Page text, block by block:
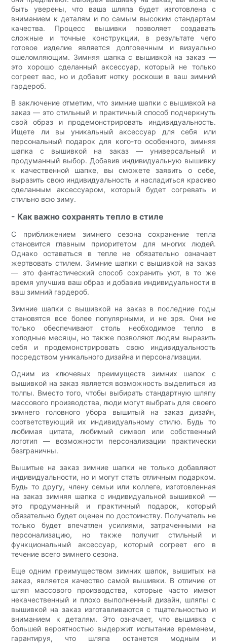
быть уверены, что ваша шляпа будет изготовлена ​​с
вниманием к деталям и по самым высоким стандартам
качества. Процесс вышивки позволяет создавать
сложные и точные конструкции, в результате чего
готовое изделие является долговечным и визуально
ошеломляющим. Зимняя шапка с вышивкой на заказ —
это хорошо сделанный аксессуар, который не только
согреет вас, но и добавит нотку роскоши в ваш зимний
гардероб.
В заключение отметим, что зимние шапки с вышивкой на
заказ — это стильный и практичный способ подчеркнуть
свой образ и продемонстрировать индивидуальность.
Ищете ли вы уникальный аксессуар для себя или
персональный подарок для кого-то особенного, зимняя
шапка с вышивкой на заказ — универсальный и
продуманный выбор. Добавив индивидуальную вышивку
к качественной шапке, вы сможете заявить о себе,
выразить свою индивидуальность и насладиться красиво
сделанным аксессуаром, который будет согревать и
стильно всю зиму.
- Как важно сохранять тепло в стиле
С приближением зимнего сезона сохранение тепла
становится главным приоритетом для многих людей.
Однако оставаться в тепле не обязательно означает
жертвовать стилем. Зимние шапки с вышивкой на заказ
— это фантастический способ сохранить уют, в то же
время улучшив ваш образ и добавив индивидуальности в
ваш зимний гардероб.
Зимние шапки с вышивкой на заказ в последние годы
становятся все более популярными, и не зря. Они не
только обеспечивают столь необходимое тепло в
холодные месяцы, но также позволяют людям выразить
себя и продемонстрировать свою индивидуальность
посредством уникального дизайна и персонализации.
Одним из ключевых преимуществ зимних шапок с
вышивкой на заказ является возможность выделиться из
толпы. Вместо того, чтобы выбирать стандартную шляпу
массового производства, люди могут выбрать для своего
зимнего головного убора вышитый на заказ дизайн,
соответствующий их индивидуальному стилю. Будь то
любимая цитата, любимый символ или собственный
логотип — возможности персонализации практически
безграничны.
Вышитые на заказ зимние шапки не только добавляют
индивидуальности, но и могут стать отличным подарком.
Будь то другу, члену семьи или коллеге, изготовленная
на заказ зимняя шапка с индивидуальной вышивкой —
это продуманный и практичный подарок, который
обязательно будет оценен по достоинству. Получатель не
только будет впечатлен усилиями, затраченными на
персонализацию, но также получит стильный и
функциональный аксессуар, который согреет его в
течение всего зимнего сезона.
Еще одним преимуществом зимних шапок, вышитых на
заказ, является качество самой вышивки. В отличие от
шляп массового производства, которые часто имеют
некачественный и плохо выполненный дизайн, шляпы с
вышивкой на заказ изготавливаются с тщательностью и
вниманием к деталям. Это означает, что вышивка с
большей вероятностью выдержит испытание временем,
гарантируя, что шляпа останется модным и